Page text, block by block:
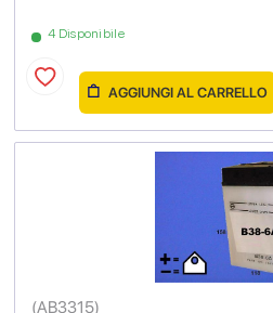
4 Disponibile
AGGIUNGI AL CARRELLO
(AB3315)